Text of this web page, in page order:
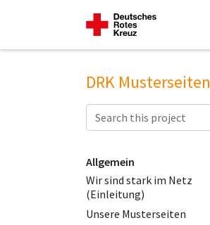
DRK Musterseiten
Allgemein
Wir sind stark im Netz
(Einleitung)
Unsere Musterseiten